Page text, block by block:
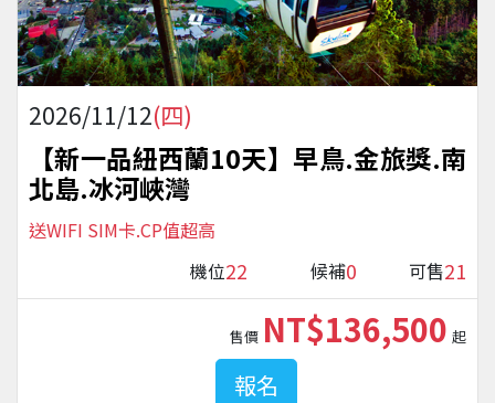
2026/11/12(四)
【新一品紐西蘭10天】早鳥.金旅獎.南
北島.冰河峽灣
送WIFI SIM卡.CP值超高
機位22 候補0 可售21
售價 NT$136,500 起
報名